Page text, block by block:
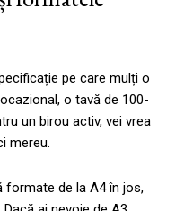
pe care mulți o
o tavă de 100-
un birou activ, vei vrea
mereu.
formate de la A4 în jos,